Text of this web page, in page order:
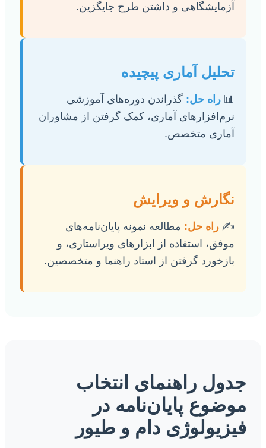
آزمایشگاهی و داشتن طرح جایگزین.
تحلیل آماری پیچیده
📊 راه حل: گذراندن دوره‌های آموزشی
نرم‌افزارهای آماری، کمک گرفتن از مشاوران
آماری متخصص.
نگارش و ویرایش
✍️ راه حل: مطالعه نمونه پایان‌نامه‌های
موفق، استفاده از ابزارهای ویراستاری، و
بازخورد گرفتن از استاد راهنما و متخصصین.
جدول راهنمای انتخاب
موضوع پایان‌نامه در
فیزیولوژی دام و طیور